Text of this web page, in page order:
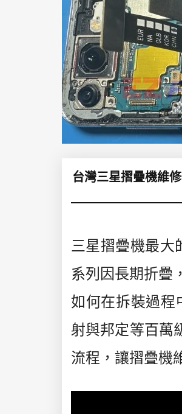
台灣三星摺疊機維
三星摺疊機最大
系列因長期折疊
如何在拆裝過程
射與邦定等百萬
流程，讓摺疊機